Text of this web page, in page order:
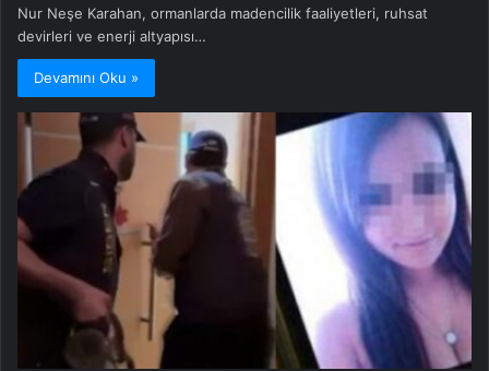
Nur Neşe Karahan, ormanlarda madencilik faaliyetleri, ruhsat
devirleri ve enerji altyapısı…
Devamını Oku »